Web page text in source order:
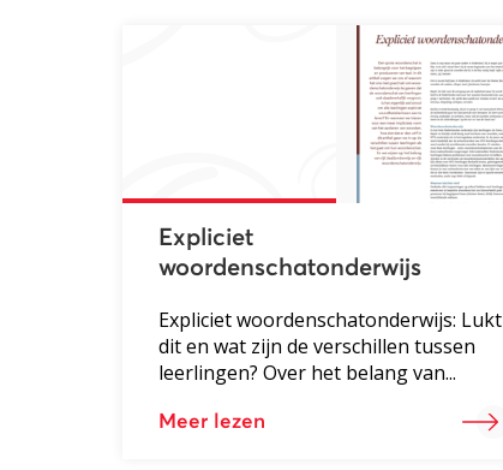
Expliciet
woordenschatonderwijs
Expliciet woordenschatonderwijs: Lukt
dit en wat zijn de verschillen tussen
leerlingen? Over het belang van...
Meer lezen